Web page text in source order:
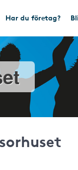
Har du företag?